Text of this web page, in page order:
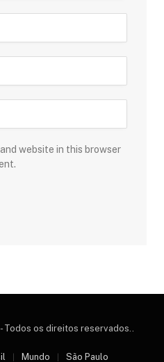
website in this browser
Todos os direitos reservados..
Mundo São Paulo